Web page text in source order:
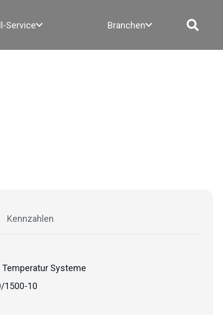
Service Branchen
Kennzahlen
Temperatur Systeme
1500-10